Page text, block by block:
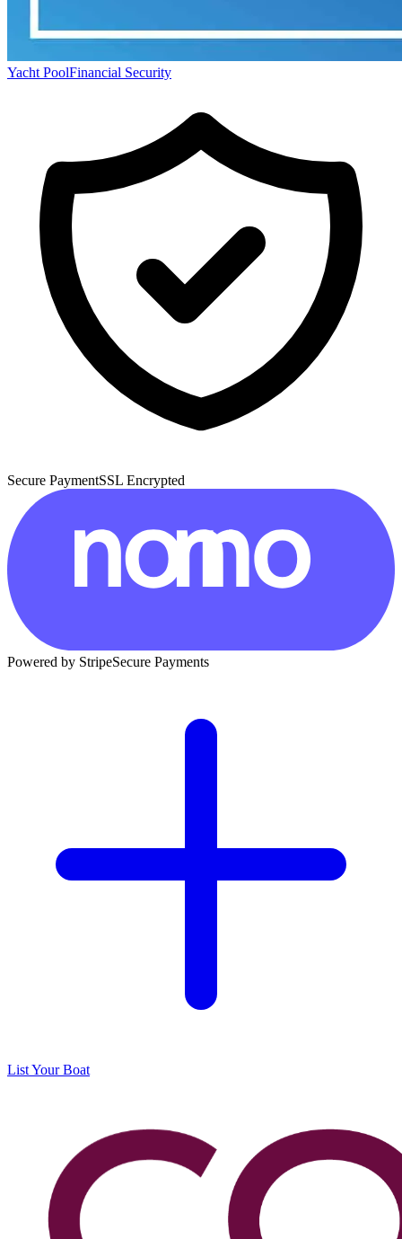
Yacht PoolFinancial Security
Secure PaymentSSL Encrypted
Powered by StripeSecure Payments
List Your Boat